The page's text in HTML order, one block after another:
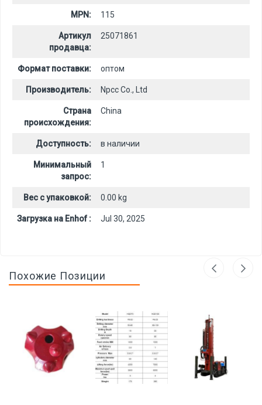
MPN: 115
Артикул
продавца:
25071861
Формат поставки: оптом
Производитель: Npcc Co., Ltd
Страна
происхождения:
China
Доступность: в наличии
Минимальный
запрос:
1
Вес с упаковкой: 0.00 kg
Загрузка на Enhof : Jul 30, 2025
Похожие Позиции